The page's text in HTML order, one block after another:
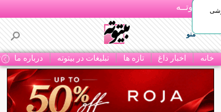
بـیتوتــه
منو
خانه اخبار داغ تازه ها تبلیغات در بیتوته درباره ما